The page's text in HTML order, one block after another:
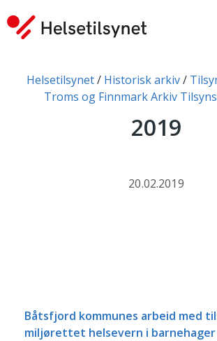
Du er her:
Helsetilsynet Historisk arkiv
Troms og Finnmark Arkiv
2019
20.02.2019
Båtsfjord kommunes arbeid med
miljørettet helsevern i